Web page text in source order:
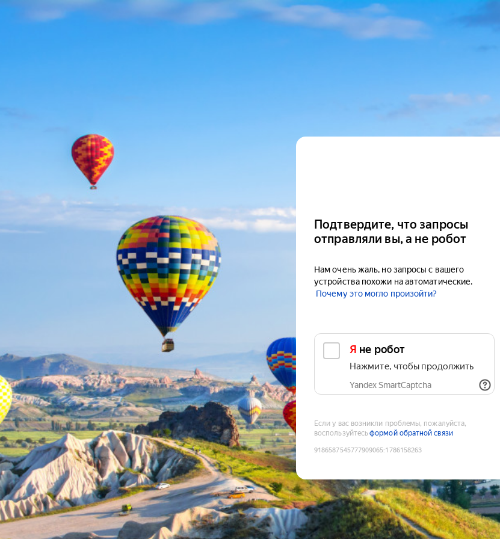
Подтвердите, что запросы
отправляли вы, а не робот
Нам очень жаль, но запросы с вашего
устройства похожи на автоматические.
Почему это могло произойти?
Я не робот
Нажмите, чтобы продолжить
Yandex SmartCaptcha
Если у вас возникли проблемы, пожалуйста,
воспользуйтесьформой обратной связи
9186587545777909065:1786158263